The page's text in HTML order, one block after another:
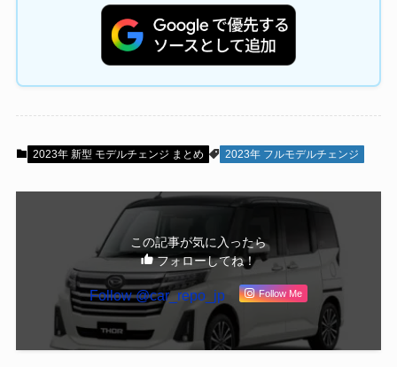
2023年 新型 モデルチェンジ まとめ 2023年 フルモデルチェンジ
この記事が気に入ったら
フォローしてね！
Follow @car_repo_jp Follow Me